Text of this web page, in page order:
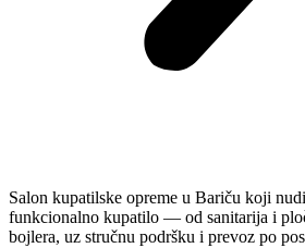
Salon kupatilske opreme u Bariču koji
funkcionalno kupatilo — od sanitarija i
bojlera, uz stručnu podršku i prevoz po